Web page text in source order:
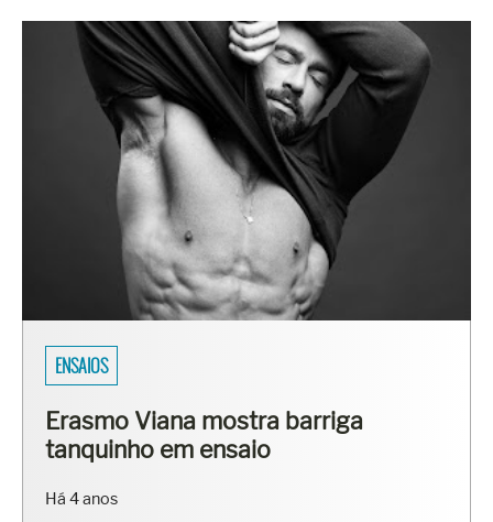
ENSAIOS
Erasmo Viana mostra barriga
tanquinho em ensaio
Há 4 anos